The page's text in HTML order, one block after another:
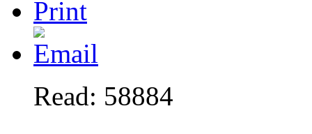
Read: 58884